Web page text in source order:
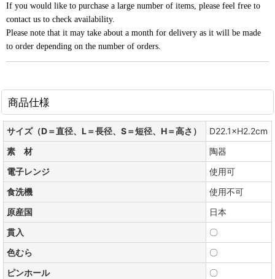
If you would like to purchase a large number of items, please feel free to
contact us to check availability.
Please note that it may take about a month for delivery as it will be made
to order depending on the number of orders.
商品仕様
サイズ（D＝直径、L＝長径、S＝短径、H＝高さ）
D22.1×H2.2cm
素 材
陶器
電子レンジ
使用可
食洗機
使用不可
原産国
日本
貫入
〇
色むら
〇
ピンホール
〇